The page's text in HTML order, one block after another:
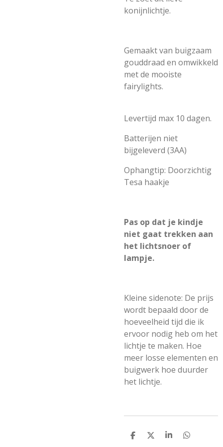
konijnlichtje.
Gemaakt van buigzaam
gouddraad en omwikkeld
met de mooiste
fairylights.
Levertijd max 10 dagen.
Batterijen niet
bijgeleverd (3AA)
Ophangtip: Doorzichtig
Tesa haakje
Pas op dat je kindje
niet gaat trekken aan
het lichtsnoer of
lampje.
Kleine sidenote: De prijs
wordt bepaald door de
hoeveelheid tijd die ik
ervoor nodig heb om het
lichtje te maken. Hoe
meer losse elementen en
buigwerk hoe duurder
het lichtje.
D
D
S
D